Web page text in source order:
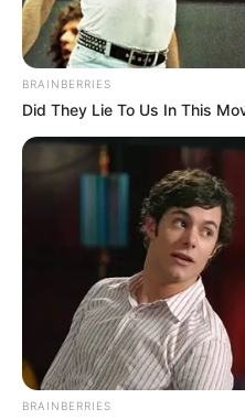
BRAINBERRIES
Did They Lie To Us In This
BRAINBERRIES